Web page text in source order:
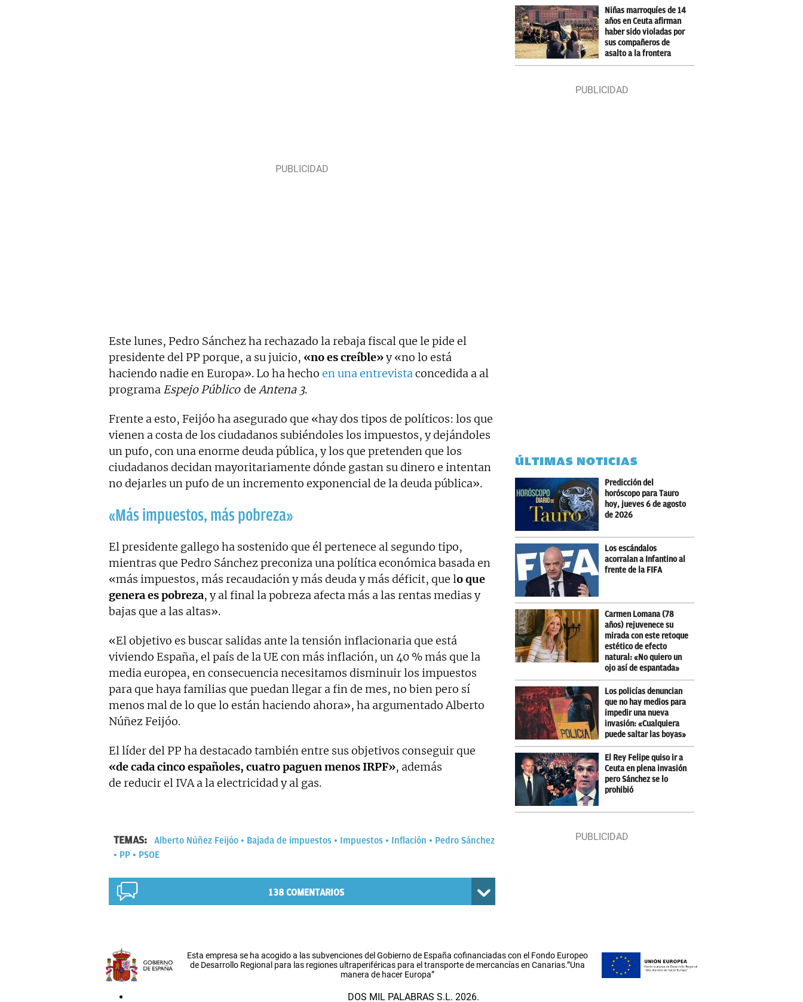
Este lunes, Pedro Sánchez ha rechazado la rebaja fiscal que le pide el
presidente del PP porque, a su juicio, «no es creíble»y «no lo está
haciendo nadie en Europa». Lo ha hecho en una entrevistaconcedida a al
programa Espejo Público de Antena 3.
Frente a esto, Feijóo ha asegurado que «hay dos tipos de políticos: los que
vienen a costa de los ciudadanos subiéndoles los impuestos, y dejándoles
un pufo, con una enorme deuda pública, y los que pretenden que los
ciudadanos decidan mayoritariamente dónde gastan su dinero e intentan
no dejarles un pufo de un incremento exponencial de la deuda pública».
«Más impuestos, más pobreza»
El presidente gallego ha sostenido que él pertenece al segundo tipo,
mientras que Pedro Sánchez preconiza una política económica basada en
«más impuestos, más recaudación y más deuda y más déficit, que lo que
genera es pobreza, y al final la pobreza afecta más a las rentas medias y
bajas que a las altas».
«El objetivo es buscar salidas ante la tensión inflacionaria que está
viviendo España, el país de la UE con más inflación, un 40 % más que la
media europea, en consecuencia necesitamos disminuir los impuestos
para que haya familias que puedan llegar a fin de mes, no bien pero sí
menos mal de lo que lo están haciendo ahora», ha argumentado Alberto
Núñez Feijóo.
El líder del PP ha destacado también entre sus objetivos conseguir que
«de cada cinco españoles, cuatro paguen menos IRPF», además
de reducir el IVA a la electricidad y al gas.
TEMAS: Alberto Núñez Feijóo Bajada de impuestos Impuestos Inflación
Pedro Sánchez
PP
PSOE
138 COMENTARIOS
Niñas marroquíes de 14
años en Ceuta afirman
haber sido violadas por
sus compañeros de
asalto a la frontera
ÚLTIMAS NOTICIAS
Predicción del
horóscopo para Tauro
hoy, jueves 6 de agosto
de 2026
Los escándalos
acorralan a Infantino al
frente de la FIFA
Carmen Lomana (78
años) rejuvenece su
mirada con este retoque
estético de efecto
natural: «No quiero un
ojo así de espantada»
Los policías denuncian
que no hay medios para
impedir una nueva
invasión: «Cualquiera
puede saltar las boyas»
El Rey Felipe quiso ir a
Ceuta en plena invasión
pero Sánchez se lo
prohibió
Esta empresa se ha acogido a las subvenciones del Gobierno de España cofinanciadas con el Fondo Europeo
de Desarrollo Regional para las regiones ultraperiféricas para el transporte de mercancías en Canarias.”Una
manera de hacer Europa”
DOS MIL PALABRAS S.L. 2026.